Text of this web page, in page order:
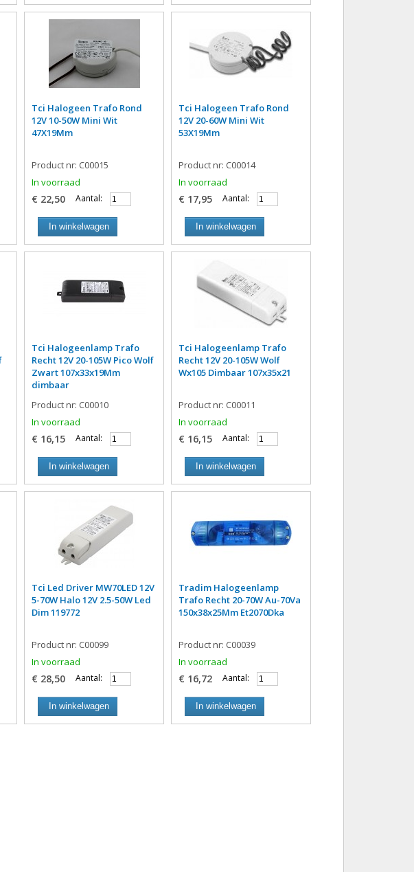
Tci Halogeen Trafo Rond
12V 10-50W Mini Wit
47X19Mm
Product nr: C00015
In voorraad
€ 22,50 Aantal:
In winkelwagen
Tci Halogeen Trafo Rond
12V 20-60W Mini Wit
53X19Mm
Product nr: C00014
In voorraad
€ 17,95 Aantal:
In winkelwagen
Tci Halogeenlamp Trafo
Recht 12V 20-105W Pico Wolf
Zwart 107x33x19Mm
dimbaar
Product nr: C00010
In voorraad
€ 16,15 Aantal:
In winkelwagen
Tci Halogeenlamp Trafo
Recht 12V 20-105W Wolf
Wx105 Dimbaar 107x35x21
Product nr: C00011
In voorraad
€ 16,15 Aantal:
In winkelwagen
Tci Led Driver MW70LED 12V
5-70W Halo 12V 2.5-50W Led
Dim 119772
Product nr: C00099
In voorraad
€ 28,50 Aantal:
In winkelwagen
Tradim Halogeenlamp
Trafo Recht 20-70W Au-70Va
150x38x25Mm Et2070Dka
Product nr: C00039
In voorraad
€ 16,72 Aantal:
In winkelwagen